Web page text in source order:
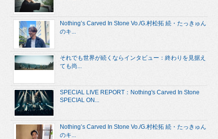
Nothing’s Carved In Stone Vo./G.村松拓 続・たっきゅん
のキ...
それでも世界が続くならインタビュー：終わりを見据え
ても尚...
SPECIAL LIVE REPORT：Nothing's Carved In Stone
SPECIAL ON...
Nothing’s Carved In Stone Vo./G.村松拓 続・たっきゅん
のキ...